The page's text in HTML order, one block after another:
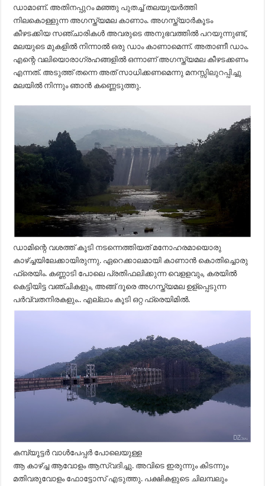
ഡാമാണ്. അതിനപ്പുറം മഞ്ഞു പുതച്ച് തലയുയർത്തി
നിലകൊള്ളുന്ന അഗസ്ത്യമല കാണാം. അഗസ്ത്യാർകൂടം
കീഴടക്കിയ സഞ്ചാരികൾ അവരുടെ അനുഭവത്തിൽ പറയുന്നുണ്ട്,
മലയുടെ മുകളിൽ നിന്നാൽ ഒരു ഡാം കാണാമെന്ന്. അതാണീ ഡാം.
എന്റെ വലിയൊരാഗ്രഹങ്ങളിൽ ഒന്നാണ് അഗസ്ത്യമല കീഴടക്കണം
എന്നത്. അടുത്ത് തന്നെ അത് സാധിക്കണമെന്നു മനസ്സിലുറപ്പിച്ചു
മലയിൽ നിന്നും ഞാൻ കണ്ണെടുത്തു.
ഡാമിന്റെ വശത്ത്‌ കൂടി നടന്നെത്തിയത്‌ മനോഹരമായൊരു
കാഴ്ച്ചയിലേക്കായിരുന്നു. ഏറെക്കാലമായി കാണാൻ കൊതിച്ചൊരു
ഫ്രെയിം. കണ്ണാടി പോലെ പ്രതിഫലിക്കുന്ന വെളളവും, കരയിൽ
കെട്ടിയിട്ട വഞ്ചികളും, അങ്ങ് ദൂരെ അഗസ്ത്യമല ഉള്പ്പെടുന്ന
പർവ്വതനിരകളും.. എല്ലാം കൂടി ഒറ്റ ഫ്രെയിമിൽ.
കമ്പ്യൂട്ടർ വാൾപേപ്പർ പോലെയുള്ള
ആ കാഴ്ച്ച ആവോളം ആസ്വദിച്ചു. അവിടെ ഇരുന്നും കിടന്നും
മതിവരുവോളം ഫോട്ടോസ്‌ എടുത്തു. പക്ഷികളുടെ ചിലമ്പലും